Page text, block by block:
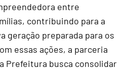
entre
contribuindo para a
geração preparada para os
essas ações, a parceria
Prefeitura busca consolidar